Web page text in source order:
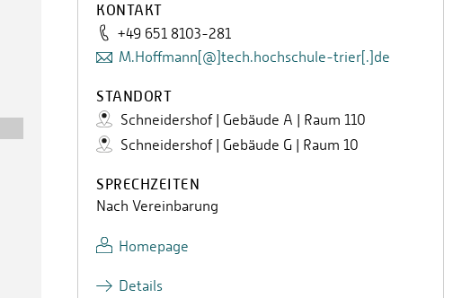
KONTAKT
+49 651 8103-281
M.Hoffmann[@]tech.hochschule-trier[.]de
STANDORT
Schneidershof | Gebäude A | Raum 110
Schneidershof | Gebäude G | Raum 10
SPRECHZEITEN
Nach Vereinbarung
Homepage
Details